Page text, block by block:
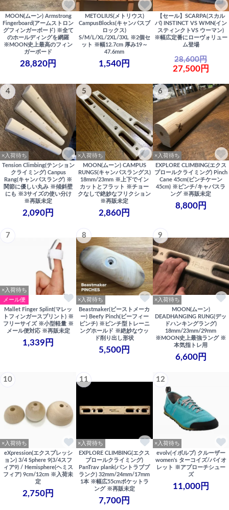
MOON(ムーン) Armstrong
Fingerboard(アームストロン
グフィンガーボード) ※全て
のホールディングを網羅
※MOON史上最高のフィン
ガーボード
28,820円
METOLIUS(メトリウス)
CampusBlocks(キャンパスブ
ロックス)
S/M/L/XL/2XL/3XL ※2個セ
ット ※幅12.7cm 厚み19～
47.6mm
1,540円
【セール】SCARPA(スカル
パ) INSTINCT VS WMN(イン
スティンクトVS ウーマン)
※幅広定番にローヴォリュー
ム登場
28,600円
27,500円
4
×入荷待ち
Tension Climbing(テンション
クライミング) Canpus
Rang(キャンパスラング) ※
関節に優しい丸み ※傾斜壁
にも ※3サイズの使い分け
※再販未定
2,090円
5
×入荷待ち
MOON(ムーン) CAMPUS
RUNGS(キャンパスラングス)
18mm/23mm ※上下でイン
カットとフラット ※チョー
クなしで絶妙なフリクション
※再販未定
2,860円
6
×入荷待ち
EXPLORE CLIMBING(エクス
プロールクライミング) Pinch
Cane 45cm(ピンチケーン
45cm) ※ピンチ/キャパスラ
ング ※再販未定
8,800円
7
×入荷待ち
メール便
Mallet Finger Splint(マレッ
トフィンガースプリント) ※
フリーサイズ ※小型軽量 ※
メール便対応 ※再販未定
1,339円
8
×入荷待ち
Beastmaker(ビーストメーカ
ー) Beefy Pinch(ビーフィー
ピンチ) ※ピンチ型トレーニ
ングホールド ※絶妙なウッ
ド削り出し形状
5,500円
9
×入荷待ち
MOON(ムーン)
DEADHANGING RUNG(デッ
ドハンキングラング)
18mm/23mm/29mm
※MOON史上最強ラング ※
本気指トレ用
6,600円
10
×入荷待ち
eXpression(エクスプレッシ
ョン) 3/4 Sphere 9(3/4スフ
ィア9) / Hemisphere(ヘミス
フィア) 9cm/12cm ※入荷未
定
2,750円
11
×入荷待ち
EXPLORE CLIMBING(エクス
プロールクライミング)
PanTrav plank(パントラブプ
ランク) 32mm/24mm/17mm
1本 ※幅広55cmポケットラ
ング ※再販未定
7,700円
12
×入荷待ち
evolv(イボルブ) クルーザー
women's ターコイズ/バイオ
レット ※アプローチシュー
ズ
11,000円